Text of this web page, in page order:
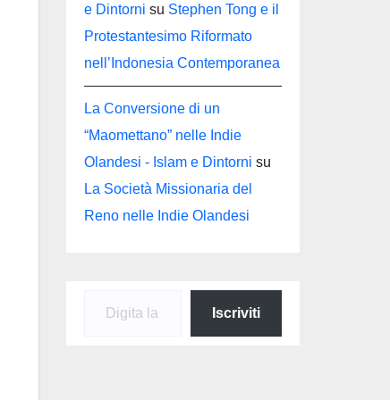
e Dintorni su Stephen Tong e il
Protestantesimo Riformato
nell’Indonesia Contemporanea
La Conversione di un
“Maomettano” nelle Indie
Olandesi - Islam e Dintorni su
La Società Missionaria del
Reno nelle Indie Olandesi
Iscriviti